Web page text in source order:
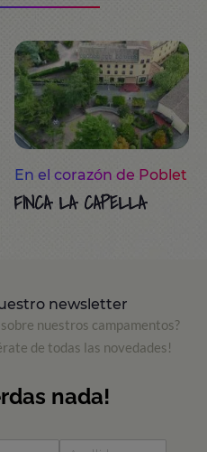
En el corazón de Poblet
FINCA LA CAPELLA
newsletter
nuestros campamentos?
de todas las novedades!